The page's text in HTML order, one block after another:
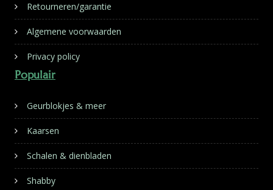
Retourneren/garantie
Algemene voorwaarden
Privacy policy
Populair
Geurblokjes & meer
Kaarsen
Schalen & dienbladen
Shabby